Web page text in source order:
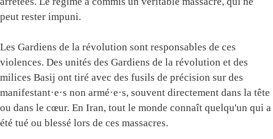
peut rester impuni.
Les Gardiens de la révolution sont responsables de ces
violences. Des unités des Gardiens de la révolution et des
milices Basij ont tiré avec des fusils de précision sur des
manifestant·e·s non armé·e·s, souvent directement dans la tête
ou dans le cœur. En Iran, tout le monde connaît quelqu'un qui a
été tué ou blessé lors de ces massacres.